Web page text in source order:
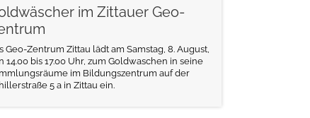
im Zittauer Geo-
Geo-Zentrum Zittau lädt am Samstag, 8. August,
14.00 bis 17.00 Uhr, zum Goldwaschen in seine
im Bildungszentrum auf der
5 a in Zittau ein.